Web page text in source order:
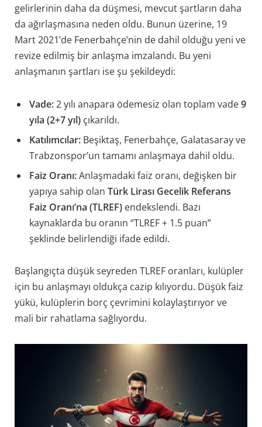
gelirlerinin daha da düşmesi, mevcut şartların daha
da ağırlaşmasına neden oldu. Bunun üzerine, 19
Mart 2021’de Fenerbahçe’nin de dahil olduğu yeni ve
revize edilmiş bir anlaşma imzalandı. Bu yeni
anlaşmanın şartları ise şu şekildeydi:
Vade:2 yılı anapara ödemesiz olan toplam vade9
yıla (2+7 yıl) çıkarıldı.
Katılımcılar: Beşiktaş, Fenerbahçe, Galatasaray ve
Trabzonspor’un tamamı anlaşmaya dahil oldu.
Faiz Oranı:Anlaşmadaki faiz oranı, değişken bir
yapıya sahip olan Türk Lirası Gecelik Referans
Faiz Oranı’na (TLREF) endekslendi. Bazı
kaynaklarda bu oranın “TLREF + 1.5 puan”
şeklinde belirlendiği ifade edildi.
Başlangıçta düşük seyreden TLREF oranları, kulüpler
için bu anlaşmayı oldukça cazip kılıyordu. Düşük faiz
yükü, kulüplerin borç çevrimini kolaylaştırıyor ve
mali bir rahatlama sağlıyordu.